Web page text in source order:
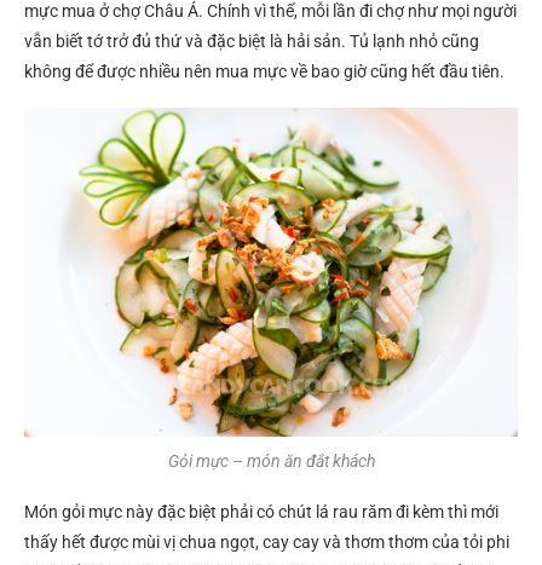
mực mua ở chợ Châu Á. Chính vì thế, mỗi lần đi chợ như mọi người
vẫn biết tớ trở đủ thứ và đặc biệt là hải sản. Tủ lạnh nhỏ cũng
không để được nhiều nên mua mực về bao giờ cũng hết đầu tiên.
Gỏi mực – món ăn đắt khách
Món gỏi mực này đặc biệt phải có chút lá rau răm đi kèm thì mới
thấy hết được mùi vị chua ngọt, cay cay và thơm thơm của tỏi phi